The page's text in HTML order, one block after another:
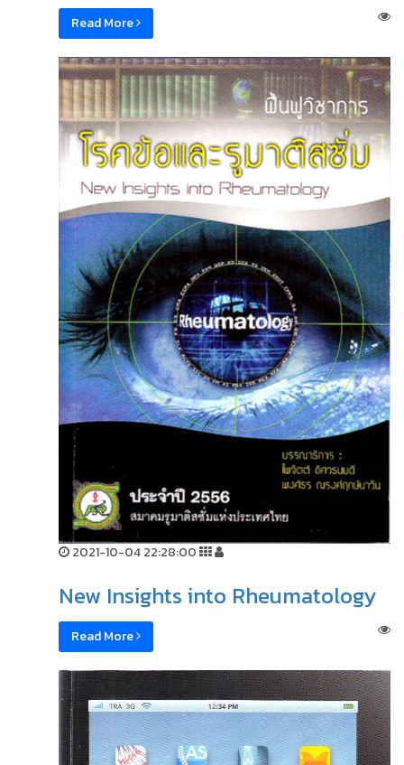
Read More
2021-10-04 22:28:00
New Insights into Rheumatology
Read More